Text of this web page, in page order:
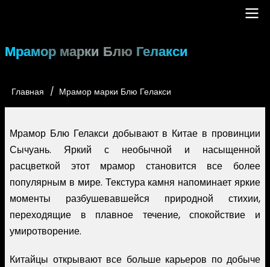
содержанию
Main
Мрамор марки Блю Гелакси
Строка
Главная Мрамор марки Блю Гелакси
Мрамор Блю Гелакси добывают в Китае в провинции
Сычуань. Яркий с необычной и насыщенной
расцветкой этот мрамор становится все более
популярным в мире. Текстура камня напоминает яркие
моменты разбушевавшейся природной стихии,
переходящие в плавное течение, спокойствие и
умиротворение.
Китайцы открывают все больше карьеров по добыче